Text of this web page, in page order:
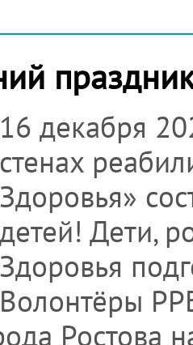
16 декабря
стенах
Здоровья»
детей! Дети,
Здоровья
Волонтёры
Ростова